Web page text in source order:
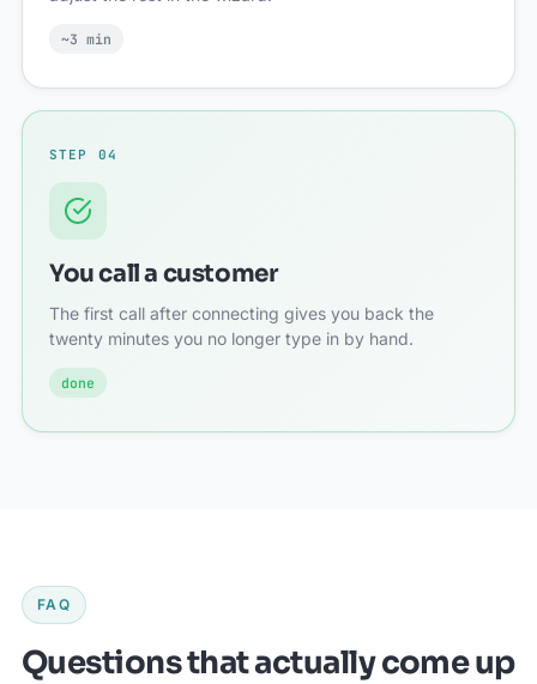
~3 min
STEP 04
You call a customer
The first call after connecting gives you back the
twenty minutes you no longer type in by hand.
done
FAQ
Questions that actually come up